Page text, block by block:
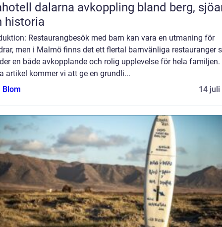
avkoppling bland berg, sjöar
historia
Restaurangbesök med barn kan vara en utmaning för
men i Malmö finns det ett flertal barnvänliga restauranger
en både avkopplande och rolig upplevelse för hela familjen.
artikel kommer vi att ge en grundli...
Blom
14 juli